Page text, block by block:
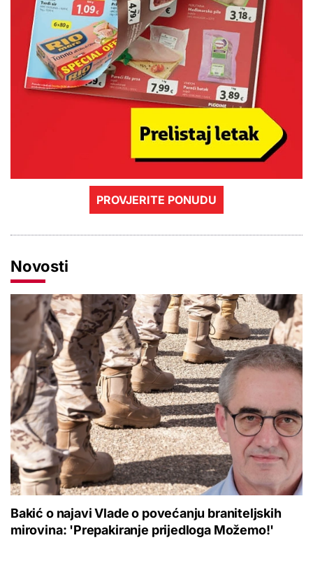
PROVJERITE PONUDU
Novosti
Bakić o najavi Vlade o povećanju braniteljskih
mirovina: 'Prepakiranje prijedloga Možemo!'